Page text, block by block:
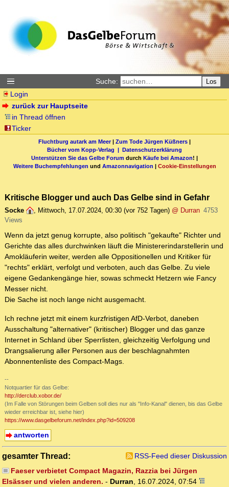
Suche: Los
Login
zurück zur Hauptseite
in Thread öffnen
Ticker
Fluchtburg autark am Meer| Zum Tode Jürgen Küßners |
Bücher vom Kopp-Verlag | Datenschutzerklärung
Unterstützen Sie das Gelbe Forum durch Käufe bei Amazon! |
Weitere Buchempfehlungen und Amazonnavigation | Cookie-Einstellungen
Kritische Blogger und auch Das Gelbe sind in Gefahr
Socke , Mittwoch, 17.07.2024, 00:30 (vor 752 Tagen) @ Durran 4753
Views
Wenn da jetzt genug korrupte, also politisch "gekaufte" Richter und
Gerichte das alles durchwinken läuft die Ministererindarstellerin und
Amokläuferin weiter, werden alle Oppositionellen und Kritiker für
"rechts" erklärt, verfolgt und verboten, auch das Gelbe. Zu viele
eigene Gedankengänge hier, sowas schmeckt Hetzern wie Fancy
Messer nicht.
Die Sache ist noch lange nicht ausgemacht.
Ich rechne jetzt mit einem kurzfristigen AfD-Verbot, daneben
Ausschaltung "alternativer" (kritischer) Blogger und das ganze
Internet in Schland über Sperrlisten, gleichzeitig Verfolgung und
Drangsalierung aller Personen aus der beschlagnahmten
Abonnentenliste des Compact-Mags.
--
Notquartier für das Gelbe:
http://derclub.xobor.de/
(Im Falle von Störungen beim Gelben soll dies nur als "Info-Kanal" dienen, bis das Gelbe
wieder erreichbar ist, siehe hier)
https://www.dasgelbeforum.net/index.php?id=509208
antworten
gesamter Thread:
RSS-Feed dieser Diskussion
Faeser verbietet Compact Magazin, Razzia bei Jürgen
Elsässer und vielen anderen. - Durran, 16.07.2024, 07:54